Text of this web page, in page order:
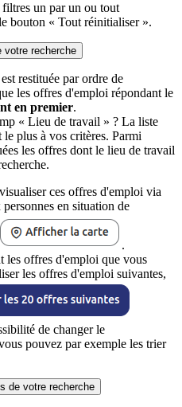
un par un ou tout
bouton « Tout réinitialiser ».
votre recherche
restituée par ordre de
les offres d'emploi répondant le
en premier.
« Lieu de travail » ? La liste
plus à vos critères. Parmi
les offres dont le lieu de travail
ces offres d'emploi via
en situation de
.
les offres d'emploi que vous
les offres d'emploi suivantes,
de changer le
pouvez par exemple les trier
de votre recherche